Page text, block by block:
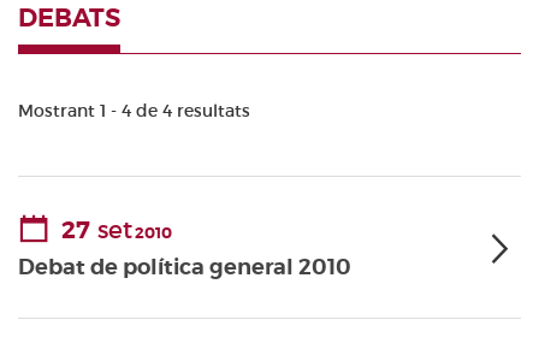
DEBATS
Mostrant 1 - 4 de 4 resultats
27 set2010
Debat de política general 2010